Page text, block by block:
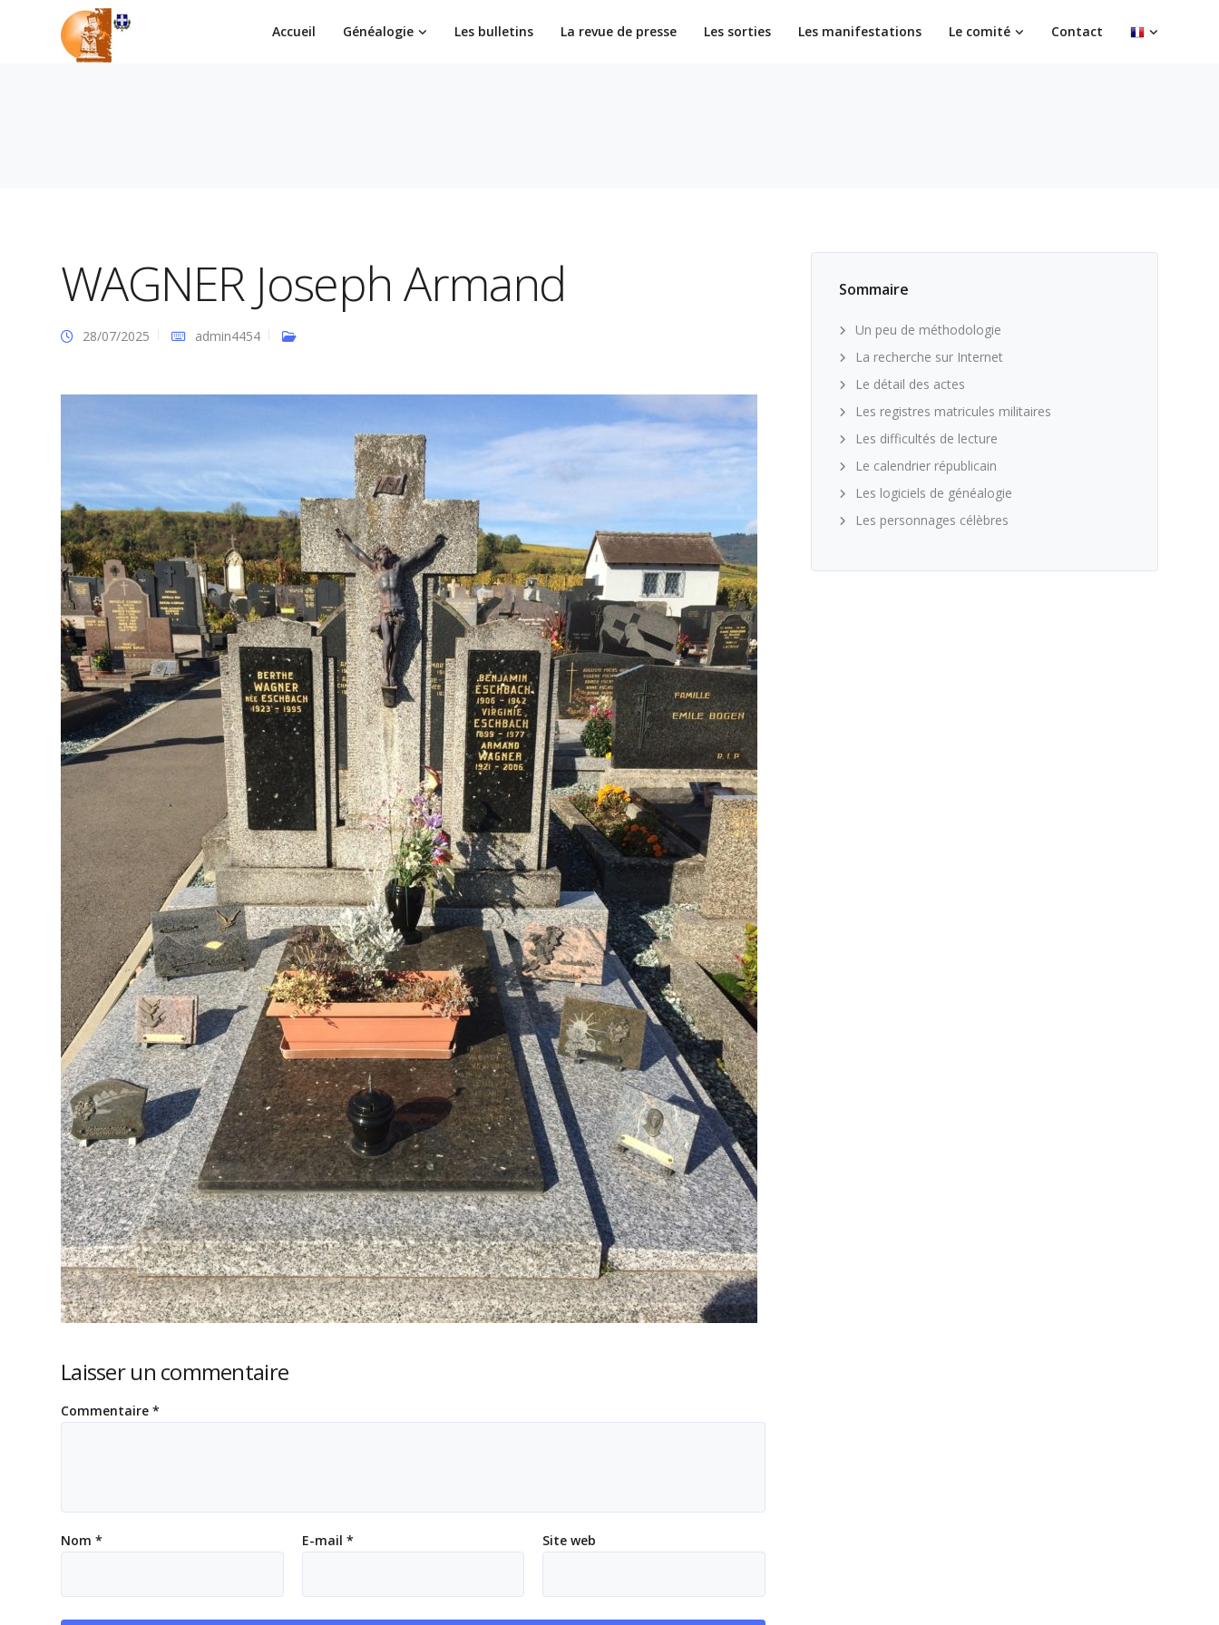
Accueil Généalogie Les bulletins La revue de presse Les sorties Les manifestations Le comité Contact
WAGNER Joseph Armand
28/07/2025 admin4454
Laisser un commentaire
Commentaire *
Nom * E-mail * Site web
Sommaire
Un peu de méthodologie
La recherche sur Internet
Le détail des actes
Les registres matricules militaires
Les difficultés de lecture
Le calendrier républicain
Les logiciels de généalogie
Les personnages célèbres